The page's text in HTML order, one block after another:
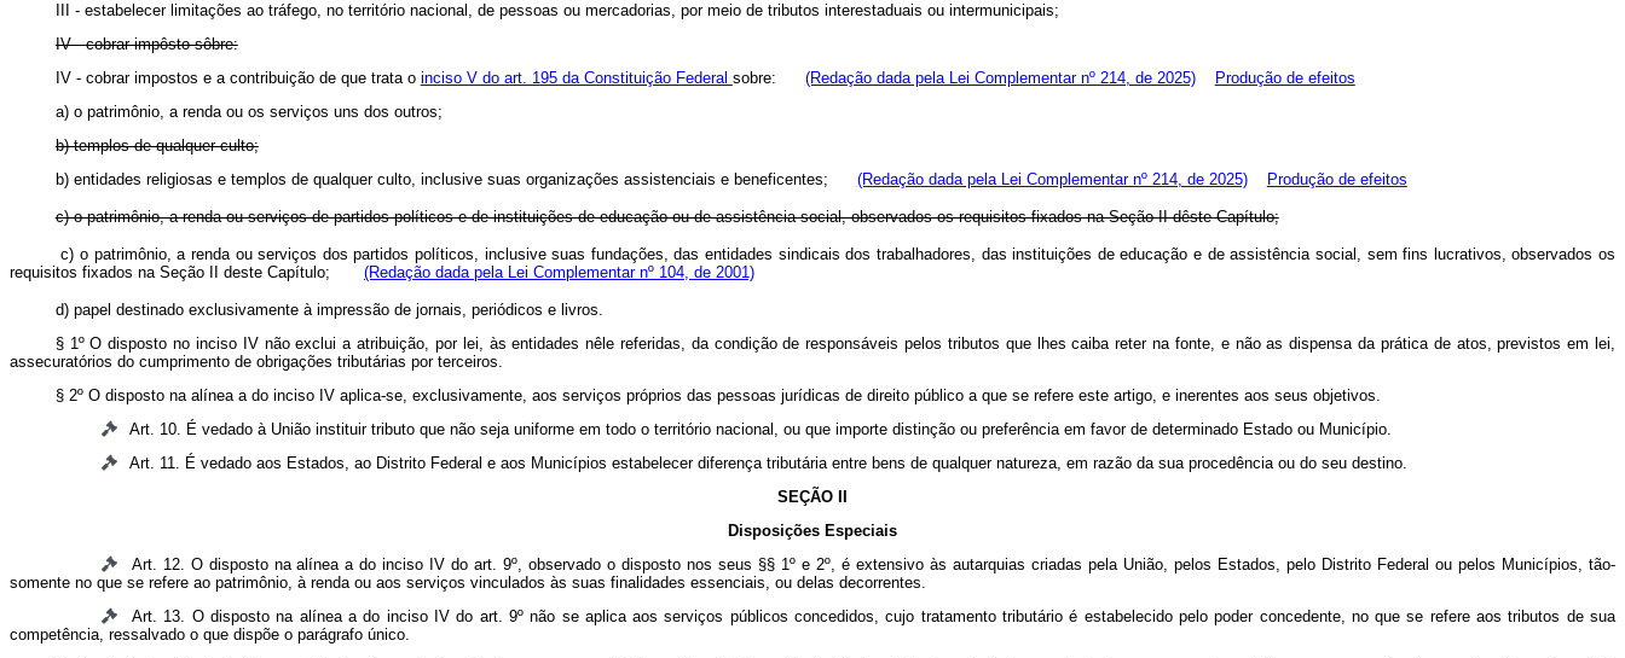
III - estabelecer limitações ao tráfego, no território nacional, de pessoas ou mercadorias, por meio de tributos interestaduais ou intermunicipais;
IV - cobrar impôsto sôbre:
IV - cobrar impostos e a contribuição de que trata o inciso V do art. 195 da Constituição Federal sobre: (Redação dada pela Lei Complementar nº 214, de 2025)
Produção de efeitos
a) o patrimônio, a renda ou os serviços uns dos outros;
b) templos de qualquer culto;
b) entidades religiosas e templos de qualquer culto, inclusive suas organizações assistenciais e beneficentes; (Redação dada pela Lei Complementar nº 214, de 2025) Produção de efeitos
c) o patrimônio, a renda ou serviços de partidos políticos e de instituições de educação ou de assistência social, observados os requisitos fixados na Seção II dêste Capítulo;
c) o patrimônio, a renda ou serviços dos partidos políticos, inclusive suas fundações, das entidades sindicais dos trabalhadores, das instituições de educação e de assistência social, sem fins lucrativos, observados os
requisitos fixados na Seção II deste Capítulo; (Redação dada pela Lei Complementar nº 104, de 2001)
d) papel destinado exclusivamente à impressão de jornais, periódicos e livros.
§ 1º O disposto no inciso IV não exclui a atribuição, por lei, às entidades nêle referidas, da condição de responsáveis pelos tributos que lhes caiba reter na fonte, e não as dispensa da prática de atos, previstos em lei,
assecuratórios do cumprimento de obrigações tributárias por terceiros.
§ 2º O disposto na alínea a do inciso IV aplica-se, exclusivamente, aos serviços próprios das pessoas jurídicas de direito público a que se refere este artigo, e inerentes aos seus objetivos.
Art. 10. É vedado à União instituir tributo que não seja uniforme em todo o território nacional, ou que importe distinção ou preferência em favor de determinado Estado ou Município.
Art. 11. É vedado aos Estados, ao Distrito Federal e aos Municípios estabelecer diferença tributária entre bens de qualquer natureza, em razão da sua procedência ou do seu destino.
SEÇÃO II
Disposições Especiais
Art. 12. O disposto na alínea a do inciso IV do art. 9º, observado o disposto nos seus §§ 1º e 2º, é extensivo às autarquias criadas pela União, pelos Estados, pelo Distrito Federal ou pelos Municípios, tão-
somente no que se refere ao patrimônio, à renda ou aos serviços vinculados às suas finalidades essenciais, ou delas decorrentes.
Art. 13. O disposto na alínea a do inciso IV do art. 9º não se aplica aos serviços públicos concedidos, cujo tratamento tributário é estabelecido pelo poder concedente, no que se refere aos tributos de sua
competência, ressalvado o que dispõe o parágrafo único.